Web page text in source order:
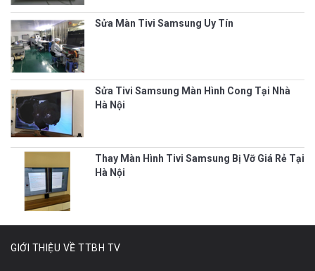
Sửa Màn Tivi Samsung Uy Tín
Sửa Tivi Samsung Màn Hình Cong Tại Nhà
Hà Nội
Thay Màn Hình Tivi Samsung Bị Vỡ Giá Rẻ Tại
Hà Nội
GIỚI THIỆU VỀ TTBH TV